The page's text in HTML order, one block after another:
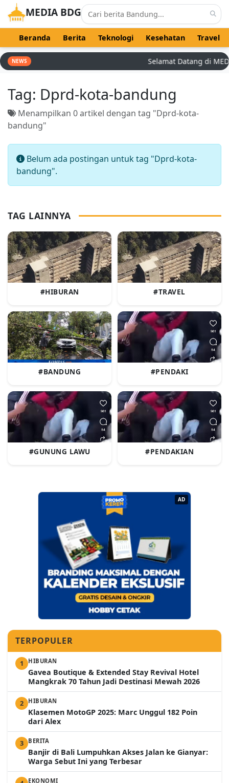
MEDIA BDG
Beranda Berita Teknologi Kesehatan Travel
NEWS Selamat Datang di
Tag: Dprd-kota-bandung
Menampilkan 0 artikel dengan tag "Dprd-kota-
bandung"
Belum ada postingan untuk tag "Dprd-kota-
bandung".
TAG LAINNYA
#HIBURAN #TRAVEL
#BANDUNG #PENDAKI
#GUNUNG LAWU #PENDAKIAN
AD
TERPOPULER
1 HIBURAN
Gavea Boutique & Extended Stay Revival Hotel
Mangkrak 70 Tahun Jadi Destinasi Mewah 2026
2 HIBURAN
Klasemen MotoGP 2025: Marc Unggul 182 Poin
dari Alex
3 BERITA
Banjir di Bali Lumpuhkan Akses Jalan ke Gianyar:
Warga Sebut Ini yang Terbesar
EKONOMI